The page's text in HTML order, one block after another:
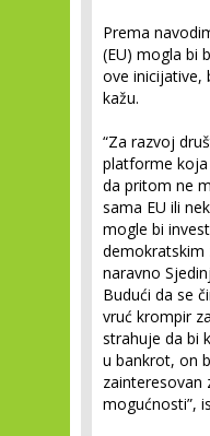
Prema
(EU) mogla bi
ove inicijative,
kažu.
“Za razvoj
platforme
da pritom ne
sama EU ili
mogle bi
demokratskim
naravno
Budući da se
vruć krompir
strahuje da bi
u bankrot, on
zainteresovan
mogućnosti”,